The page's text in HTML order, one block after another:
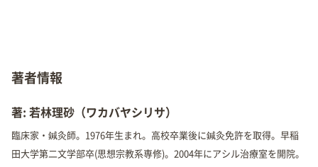
著者情報
著: 若林理砂（ワカバヤシリサ）
臨床家・鍼灸師。1976年生まれ。高校卒業後に鍼灸免許を取得。早稲
田大学第二文学部卒(思想宗教系専修)。2004年にアシル治療室を開院。